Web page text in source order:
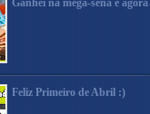
Ganhei na mega-sena e
Feliz Primeiro de Abril :)